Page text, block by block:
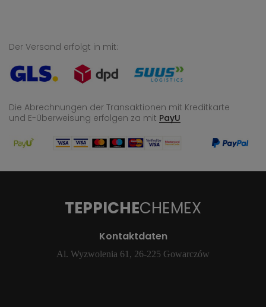
Der Versand erfolgt in mit:
Die Abrechnungen der Transaktionen mit Kreditkarte
und E-Überweisung erfolgen za mit PayU
TEPPICHECHEMEX
Kontaktdaten
Al. Wyzwolenia 61, 26-225 Gowarczów